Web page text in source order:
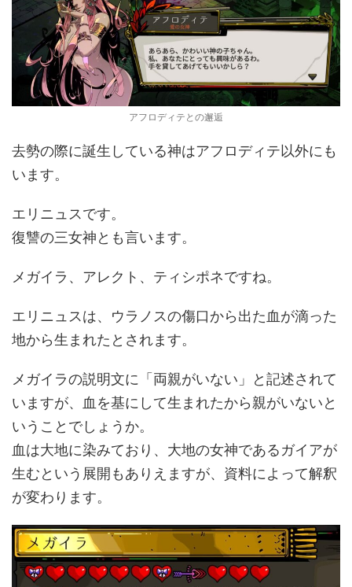
アフロディテとの邂逅
去勢の際に誕生している神はアフロディテ以外にも
います。
エリニュスです。
復讐の三女神とも言います。
メガイラ、アレクト、ティシポネですね。
エリニュスは、ウラノスの傷口から出た血が滴った
地から生まれたとされます。
メガイラの説明文に「両親がいない」と記述されて
いますが、血を基にして生まれたから親がいないと
いうことでしょうか。
血は大地に染みており、大地の女神であるガイアが
生むという展開もありえますが、資料によって解釈
が変わります。